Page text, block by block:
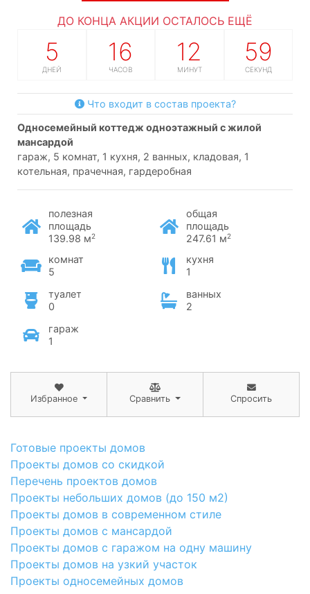
ДО КОНЦА АКЦИИ ОСТАЛОСЬ ЕЩЁ
5
ДНЕЙ
16
ЧАСОВ
12
МИНУТ
58
СЕКУНД
Что входит в состав проекта?
односемейный коттедж одноэтажный с жилой
мансардой
гараж, 5 комнат, 1 кухня, 2 ванных, кладовая, 1
котельная, прачечная, гардеробная
полезная
площадь
139.98 м2
общая
площадь
247.61 м2
комнат
5
кухня
1
туалет
0
ванных
2
гараж
1
Избранное Сравнить Спросить
Готовые проекты домов
Проекты домов со скидкой
Перечень проектов домов
Проекты небольших домов (до 150 м2)
Проекты домов в современном стиле
Проекты домов с мансардой
Проекты домов с гаражом на одну машину
Проекты домов на узкий участок
Проекты односемейных домов